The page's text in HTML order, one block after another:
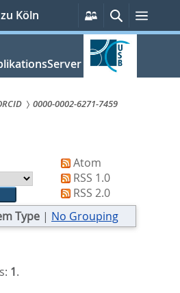
Köln
Persönliche
Services
Suche
0000-0002-6271-7459
Atom
RSS 1.0
RSS 2.0
Type | No Grouping
1.